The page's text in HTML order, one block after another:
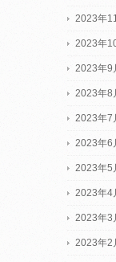
2023年
2023年
2023年9
2023年8
2023年7
2023年6
2023年5
2023年4
2023年3
2023年2